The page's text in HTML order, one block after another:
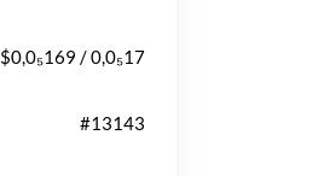
$0,0₅169 / 0,0₅17
#13143